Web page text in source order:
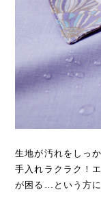
生地が汚れをしっ
手入れラクラク！
が困る…という方に